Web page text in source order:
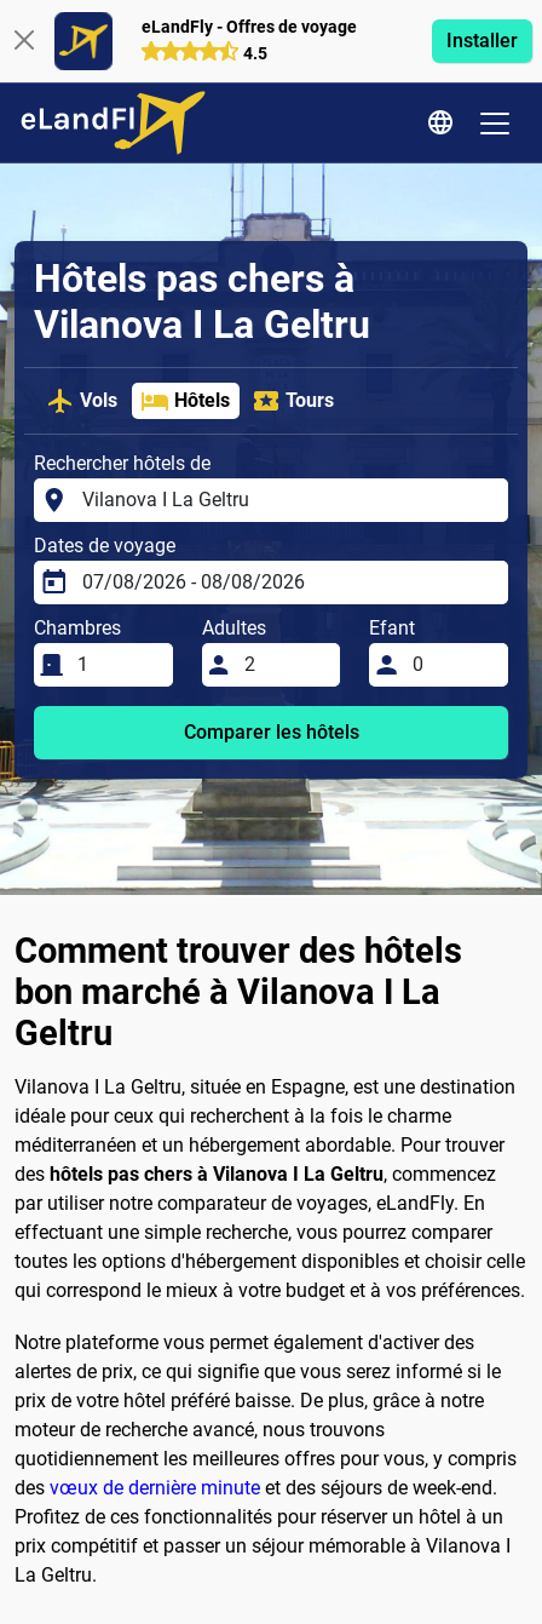
eLandFly - Offres de voyage
4.5
Installer
Hôtels pas chers à
Vilanova I La Geltru
Vols Hôtels Tours
Rechercher hôtels de
Dates de voyage
Chambres Adultes Efant
Comparer les hôtels
Comment trouver des hôtels
bon marché à Vilanova I La
Geltru
Vilanova I La Geltru, située en Espagne, est une destination
idéale pour ceux qui recherchent à la fois le charme
méditerranéen et un hébergement abordable. Pour trouver
des hôtels pas chers à Vilanova I La Geltru, commencez
par utiliser notre comparateur de voyages, eLandFly. En
effectuant une simple recherche, vous pourrez comparer
toutes les options d'hébergement disponibles et choisir celle
qui correspond le mieux à votre budget et à vos préférences.
Notre plateforme vous permet également d'activer des
alertes de prix, ce qui signifie que vous serez informé si le
prix de votre hôtel préféré baisse. De plus, grâce à notre
moteur de recherche avancé, nous trouvons
quotidiennement les meilleures offres pour vous, y compris
des vœux de dernière minute et des séjours de week-end.
Profitez de ces fonctionnalités pour réserver un hôtel à un
prix compétitif et passer un séjour mémorable à Vilanova I
La Geltru.